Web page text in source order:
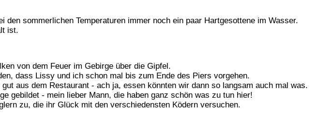
sommerlichen Temperaturen immer noch ein paar Hartgesottene im Wasser.
ist.
von dem Feuer im Gebirge über die Gipfel.
dass Lissy und ich schon mal bis zum Ende des Piers vorgehen.
aus dem Restaurant - ach ja, essen könnten wir dann so langsam auch mal was.
gebildet - mein lieber Mann, die haben ganz schön was zu tun hier!
zu, die ihr Glück mit den verschiedensten Ködern versuchen.